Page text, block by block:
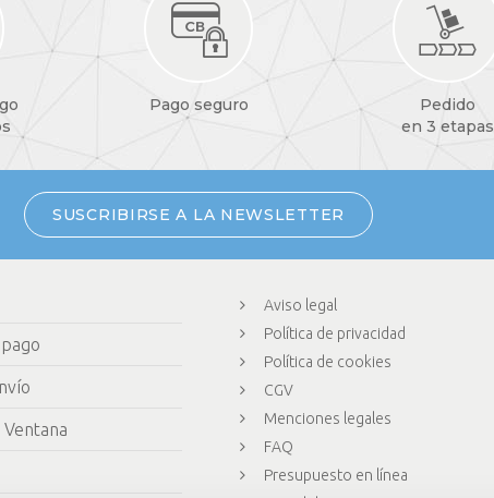
Pago seguro
Pedido
en 3 etapas
SUSCRIBIRSE A LA NEWSLETTER
Aviso legal
Política de privacidad
Política de cookies
CGV
Menciones legales
FAQ
Presupuesto en línea